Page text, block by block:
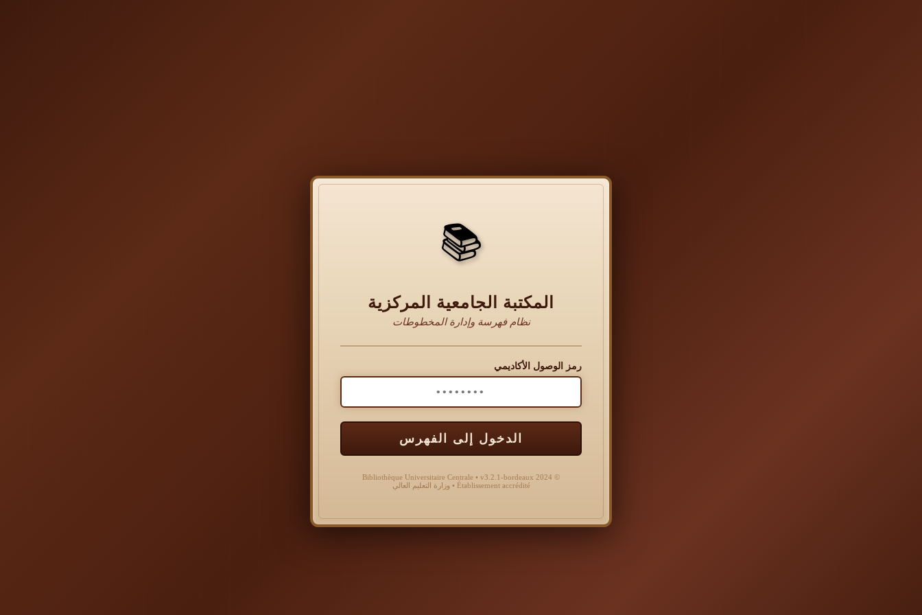
📚
المكتبة الجامعية المركزية
نظام فهرسة وإدارة المخطوطات
رمز الوصول الأكاديمي
الدخول إلى الفهرس
© 2024 Bibliothèque Universitaire Centrale • v3.2.1-bordeaux
Établissement accrédité • وزارة التعليم العالي